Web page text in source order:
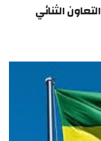
الثنائي